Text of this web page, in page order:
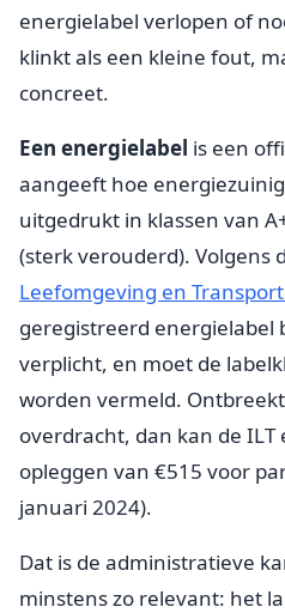
energielabel verlopen of
klinkt als een kleine fout,
concreet.
Een energielabel is een
aangeeft hoe
uitgedrukt in klassen van
(sterk verouderd). Volgens
Leefomgeving en Transport
geregistreerd energielabel
verplicht, en moet de
worden vermeld.
overdracht, dan kan de
opleggen van €515 voor
januari 2024).
Dat is de administratieve
minstens zo relevant: het